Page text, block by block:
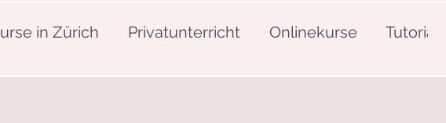
in Zürich Privatunterricht Onlinekurse Tutorials